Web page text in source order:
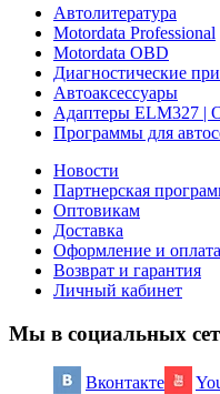
Автолитература
Motordata Professional
Motordata OBD
Диагностические
Автоаксессуары
Адаптеры ELM327 |
Программы для
Новости
Партнерская
Оптовикам
Доставка
Оформление и оплата
Возврат и гарантия
Личный кабинет
Мы в социальных
Вконтакте